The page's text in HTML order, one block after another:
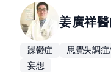
姜廣祥
躁鬱症 思覺失調
妄想